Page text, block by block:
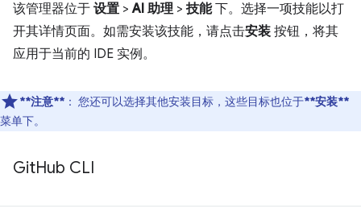
该管理器位于 设置 >AI 助理> 技能下。选择一项技能以打
开其详情页面。如需安装该技能，请点击安装 按钮，将其
应用于当前的 IDE 实例。
**注意** ： 您还可以选择其他安装目标，这些目标也位于**安装**
菜单下。
GitHub CLI